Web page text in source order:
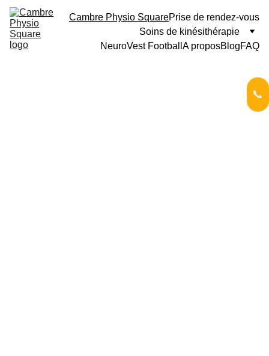
Cambre Physio SquarePrise de rendez-vous
Soins de kinésithérapie
NeuroVest Football A proposBlogFAQ
📞